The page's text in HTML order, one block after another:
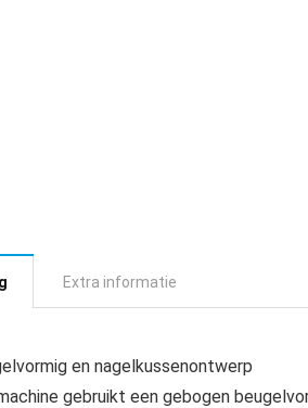
Extra informatie
en nagelkussenontwerp
gebruikt een gebogen